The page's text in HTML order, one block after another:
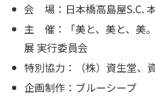
会 場：日本橋高島屋S.C.
主 催：「美と、美と、美
展 実行委員会
特別協力：（株）資生堂、
企画制作：ブルーシープ